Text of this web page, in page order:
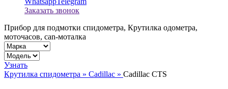
Заказать звонок
Прибор для подмотки спидометра, Крутилка одометра,
моточасов, can-моталка
Узнать
Крутилка спидометра » Cadillac » Cadillac CTS